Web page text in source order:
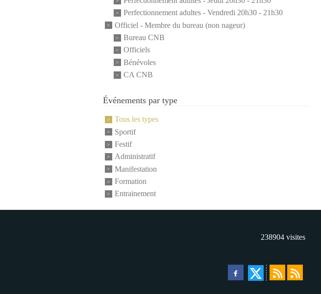
Perfectionnement adultes - Vendredi 20h30 - 21h30
Officiel - Membre du bureau (non nageur)
Bureau CNB
Officiels
Bénévoles
CA CNB
Événements par type
Tous les types
Sportif
Festif
Administratif
Manifestation
Formation
Entrainement
238904 visites